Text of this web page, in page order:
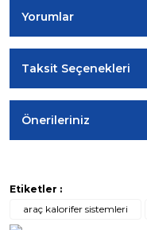
Yorumlar
Taksit Seçenekleri
Önerileriniz
Etiketler :
araç kalorifer sistemleri